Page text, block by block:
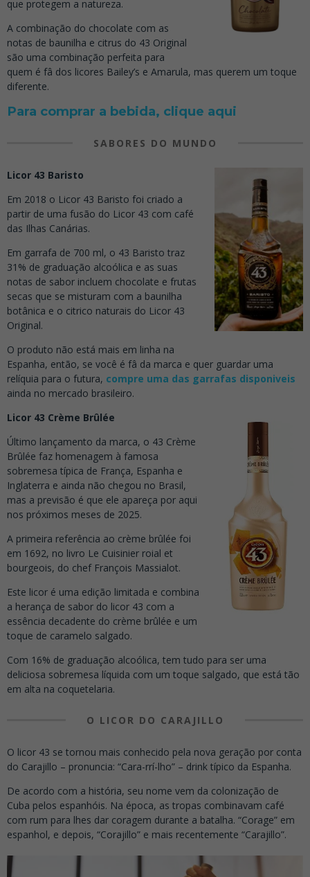
que protegem a natureza.
A combinação do chocolate com as
notas de baunilha e citrus do 43 Original
são uma combinação perfeita para
quem é fâ dos licores Bailey’s e Amarula, mas querem um toque
diferente.
Para comprar a bebida, clique aqui
SABORES DO MUNDO
Licor 43 Baristo
Em 2018 o Licor 43 Baristo foi criado a
partir de uma fusão do Licor 43 com café
das Ilhas Canárias.
Em garrafa de 700 ml, o 43 Baristo traz
31% de graduação alcoólica e as suas
notas de sabor incluem chocolate e frutas
secas que se misturam com a baunilha
botânica e o citrico naturais do Licor 43
Original.
O produto não está mais em linha na
Espanha, então, se você é fâ da marca e quer guardar uma
relíquia para o futura, compre uma das garrafas disponiveis
ainda no mercado brasileiro.
Licor 43 Crème Brûlée
Último lançamento da marca, o 43 Crème
Brûlée faz homenagem à famosa
sobremesa típica de França, Espanha e
Inglaterra e ainda não chegou no Brasil,
mas a previsão é que ele apareça por aqui
nos próximos meses de 2025.
A primeira referência ao crème brûlée foi
em 1692, no livro Le Cuisinier roial et
bourgeois, do chef François Massialot.
Este licor é uma edição limitada e combina
a herança de sabor do licor 43 com a
essência decadente do crème brûlée e um
toque de caramelo salgado.
Com 16% de graduação alcoólica, tem tudo para ser uma
deliciosa sobremesa líquida com um toque salgado, que está tão
em alta na coquetelaria.
O LICOR DO CARAJILLO
O licor 43 se tornou mais conhecido pela nova geração por conta
do Carajillo – pronuncia: “Cara-rrí-lho” – drink típico da Espanha.
De acordo com a história, seu nome vem da colonização de
Cuba pelos espanhóis. Na época, as tropas combinavam café
com rum para lhes dar coragem durante a batalha. “Corage” em
espanhol, e depois, “Corajillo” e mais recentemente “Carajillo”.